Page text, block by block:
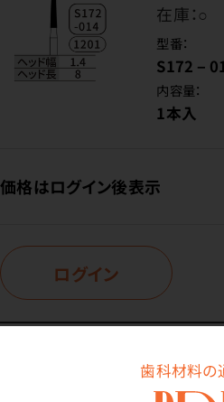
歯科材料
在庫：○
型番：
S172－
内容量：
1本入
価格はログイン後表示
ログイン
在庫：○